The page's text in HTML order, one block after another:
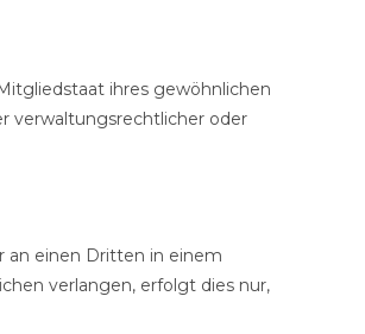
ihres gewöhnlichen
verwaltungsrechtlicher oder
an einen Dritten in einem
verlangen, erfolgt dies nur,